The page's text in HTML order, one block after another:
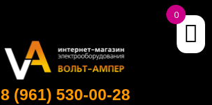
8 (961) 530-00-28
0